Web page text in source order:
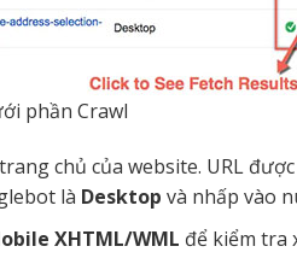
phần Crawl
chủ của website. URL
là Desktop và nhấp vào
XHTML/WML để kiểm tra